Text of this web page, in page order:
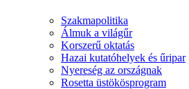
Szakmapolitika
Álmuk a világűr
Korszerű oktatás
Hazai kutatóhelyek és űripar
Nyereség az országnak
Rosetta üstökösprogram